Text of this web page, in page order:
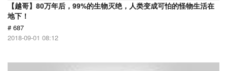
【越哥】80万年后，99%的生物灭绝，人类变成可怕的怪物生活在
地下！
# 687
2018-09-01 08:12